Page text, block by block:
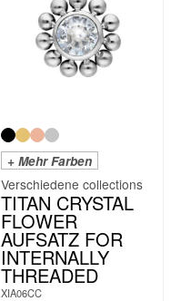
+ Mehr Farben
TITAN CRYSTAL
FLOWER
AUFSATZ FOR
INTERNALLY
THREADED
XIA06CC